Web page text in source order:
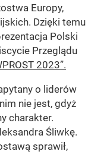
Europy,
Dzięki temu
Polski
Przeglądu
2023”.
o liderów
nie jest, gdyż
charakter.
Śliwkę.
sprawił,